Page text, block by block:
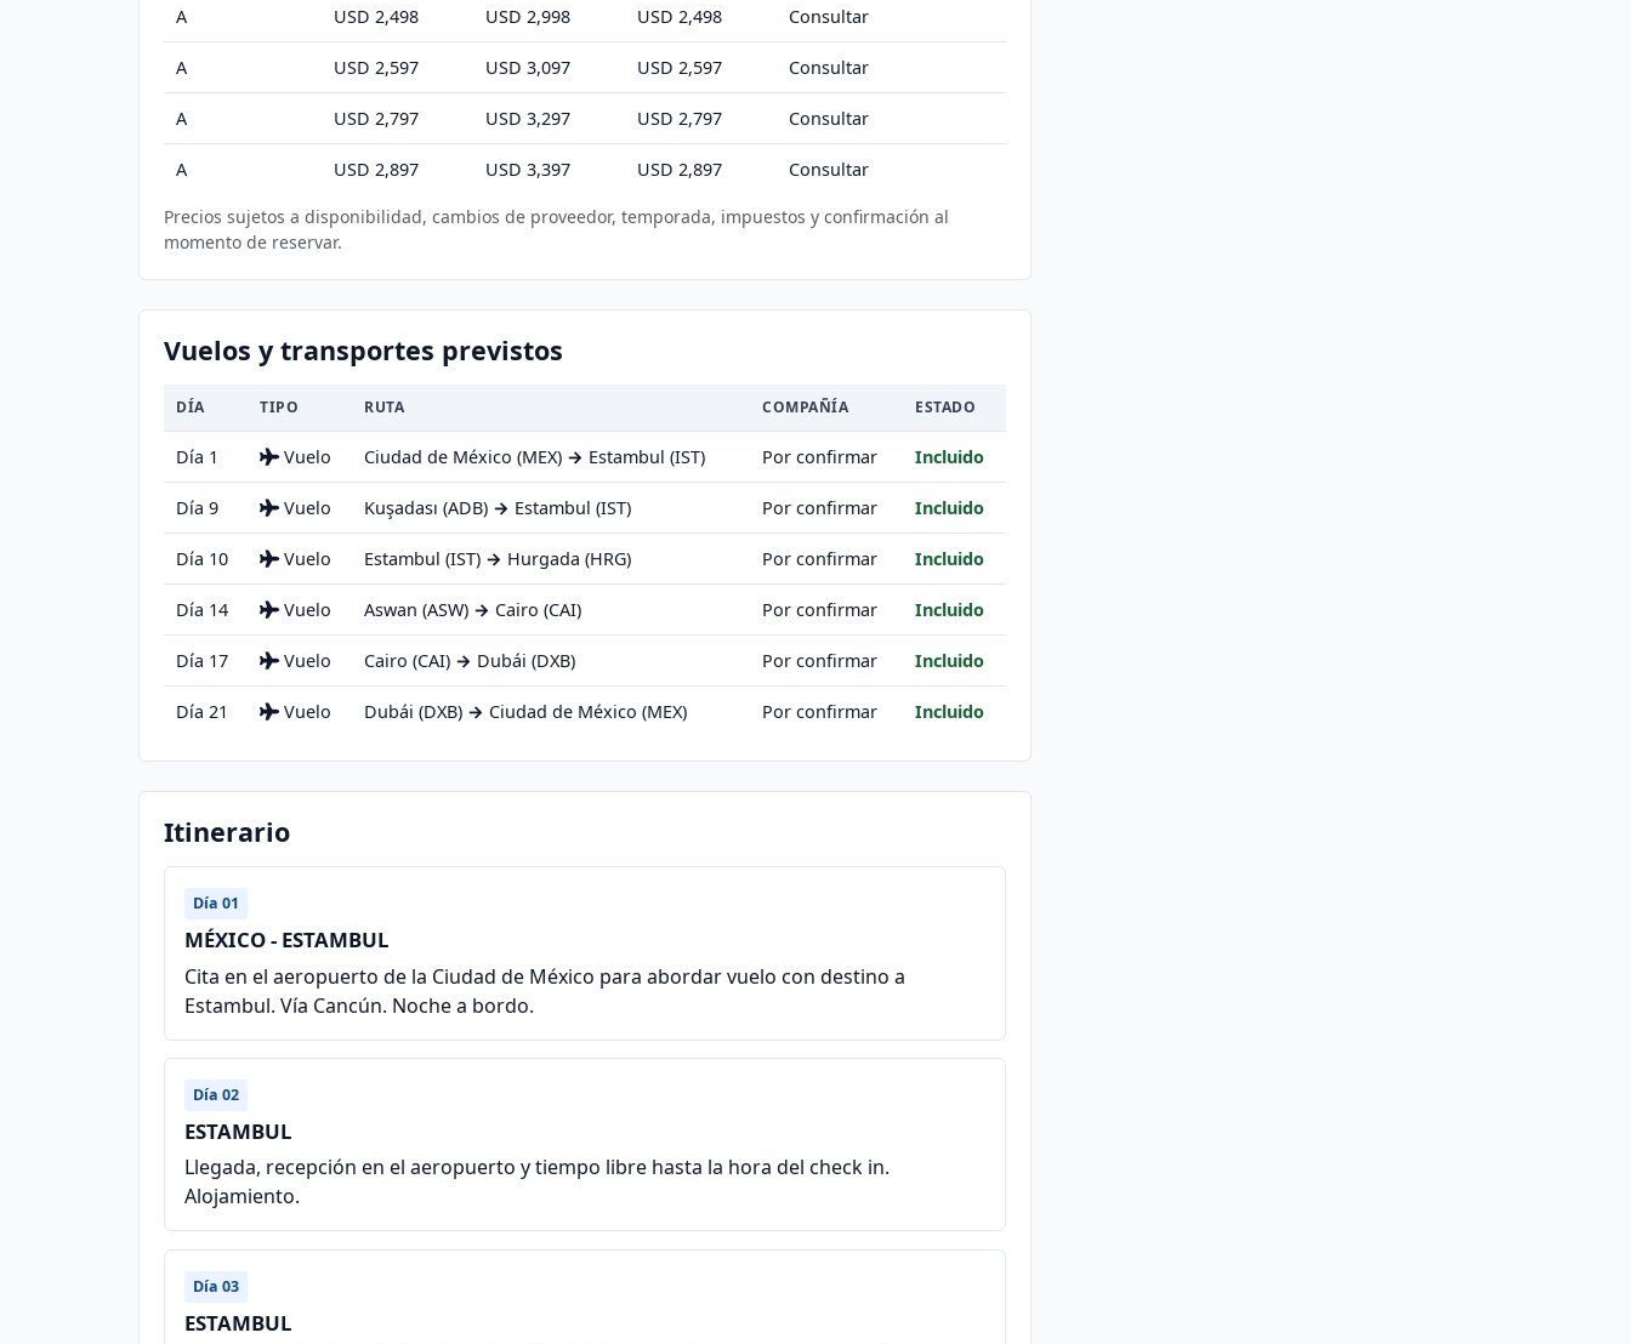
A USD 2,498 USD 2,998 USD 2,498 Consultar
A USD 2,597 USD 3,097 USD 2,597 Consultar
A USD 2,797 USD 3,297 USD 2,797 Consultar
A USD 2,897 USD 3,397 USD 2,897 Consultar
Precios sujetos a disponibilidad, cambios de proveedor, temporada, impuestos y confirmación al
momento de reservar.
Vuelos y transportes previstos
DÍA TIPO RUTA COMPAÑÍA ESTADO
Día 1 Vuelo Ciudad de México (MEX) → Estambul (IST) Por confirmar Incluido
Día 9 Vuelo Kuşadası (ADB) → Estambul (IST) Por confirmar Incluido
Día 10 Vuelo Estambul (IST) → Hurgada (HRG) Por confirmar Incluido
Día 14 Vuelo Aswan (ASW) → Cairo (CAI) Por confirmar Incluido
Día 17 Vuelo Cairo (CAI) → Dubái (DXB) Por confirmar Incluido
Día 21 Vuelo Dubái (DXB) → Ciudad de México (MEX) Por confirmar Incluido
Itinerario
Día 01
MÉXICO - ESTAMBUL
Cita en el aeropuerto de la Ciudad de México para abordar vuelo con destino a
Estambul. Vía Cancún. Noche a bordo.
Día 02
ESTAMBUL
Llegada, recepción en el aeropuerto y tiempo libre hasta la hora del check in.
Alojamiento.
Día 03
ESTAMBUL